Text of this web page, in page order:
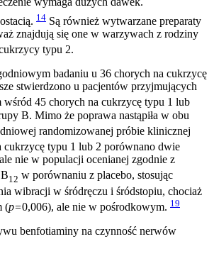
14 Są również wytwarzane preparaty
znajdują się one w warzywach z rodziny
typu 2.
badaniu u 36 chorych na cukrzycę
stwierdzono u pacjentów przyjmujących
45 chorych na cukrzycę typu 1 lub
B. Mimo że poprawa nastąpiła w obu
randomizowanej próbie klinicznej
typu 1 lub 2 porównano dwie
nie w populacji ocenianej zgodnie z
12 w porównaniu z placebo, stosując
wibracji w śródręczu i śródstopiu, chociaż
(p=0,006), ale nie w pośrodkowym. 19
benfotiaminy na czynność nerwów